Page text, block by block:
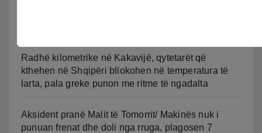
Radhë kilometrike në Kakavijë, qytetarët që
kthehen në Shqipëri bllokohen në temperatura të
larta, pala greke punon me ritme të ngadalta
Aksident pranë Malit të Tomorrit/ Makinës nuk i
punuan frenat dhe doli nga rruga, plagosen 7